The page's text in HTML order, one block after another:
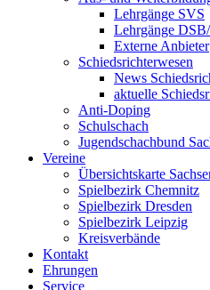
Lehrgänge SVS
Lehrgänge
Externe Anbieter
Schiedsrichterwesen
News
aktuelle
Anti-Doping
Schulschach
Jugendschachbund
Vereine
Übersichtskarte
Spielbezirk Chemnitz
Spielbezirk Dresden
Spielbezirk Leipzig
Kreisverbände
Kontakt
Ehrungen
Service